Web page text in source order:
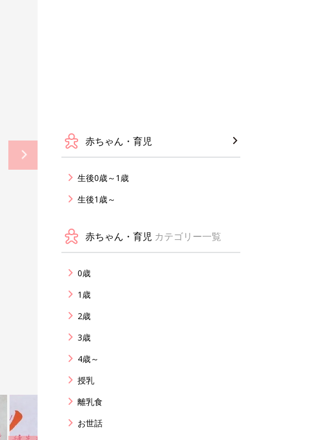
赤ちゃん・育児
生後0歳～1歳
生後1歳～
赤ちゃん・育児 カテゴリー一覧
0歳
1歳
2歳
3歳
4歳～
授乳
離乳食
お世話